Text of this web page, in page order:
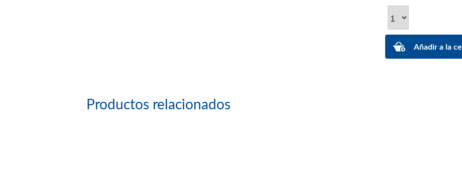
Productos relacionados